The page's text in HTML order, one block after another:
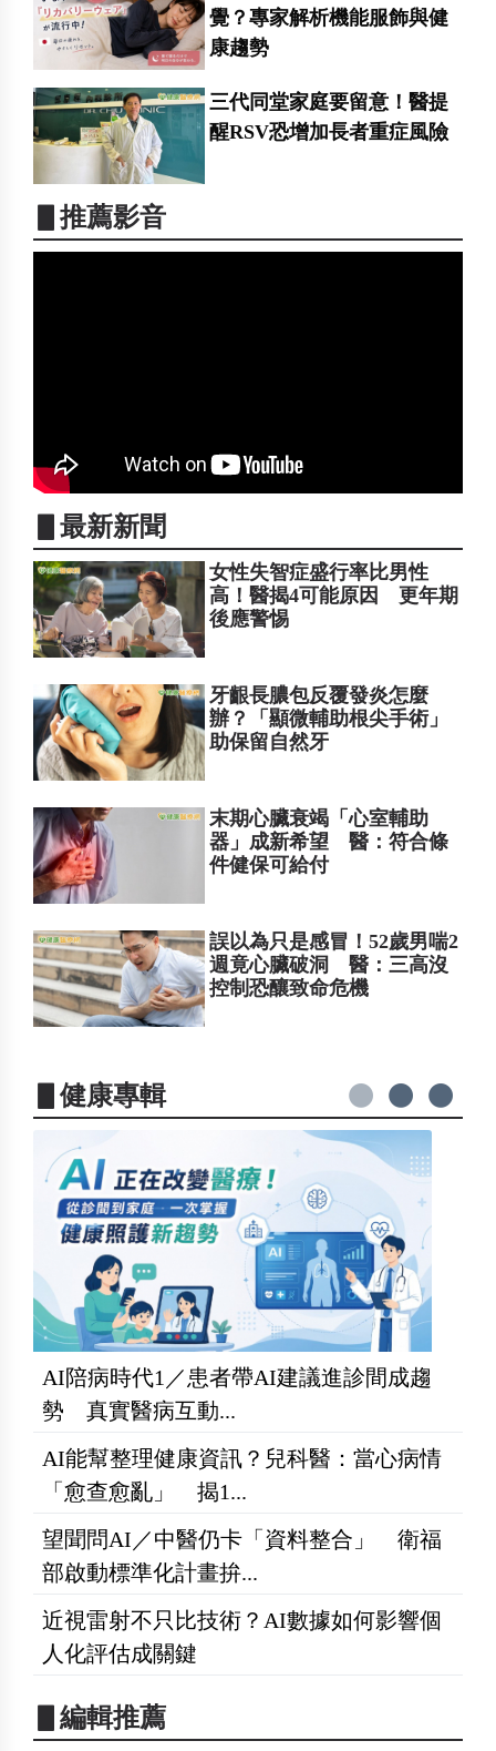
覺？專家解析機能服飾與健
康趨勢
三代同堂家庭要留意！醫提
醒RSV恐增加長者重症風險
▋推薦影音
▋最新新聞
女性失智症盛行率比男性
高！醫揭4可能原因 更年期
後應警惕
牙齦長膿包反覆發炎怎麼
辦？「顯微輔助根尖手術」
助保留自然牙
末期心臟衰竭「心室輔助
器」成新希望 醫：符合條
件健保可給付
誤以為只是感冒！52歲男喘2
週竟心臟破洞 醫：三高沒
控制恐釀致命危機
▋健康專輯
AI陪病時代1／患者帶AI建議進診間成趨
勢 真實醫病互動...
AI能幫整理健康資訊？兒科醫：當心病情
「愈查愈亂」 揭1...
望聞問AI／中醫仍卡「資料整合」 衛福
部啟動標準化計畫拚...
近視雷射不只比技術？AI數據如何影響個
人化評估成關鍵
▋編輯推薦